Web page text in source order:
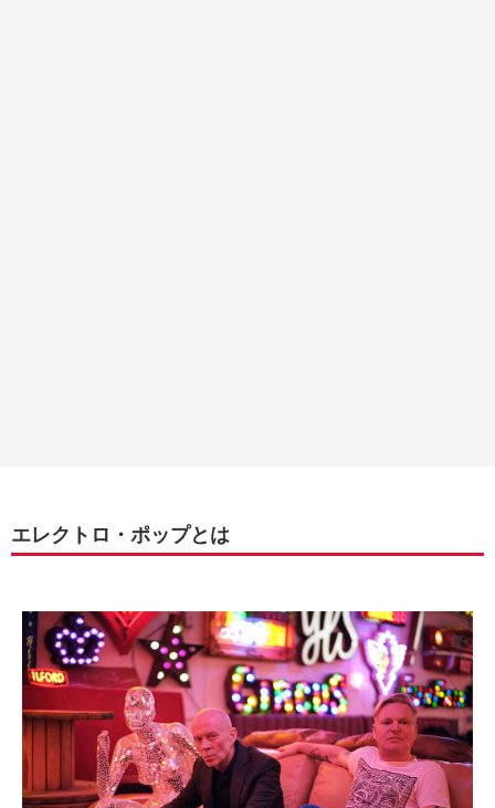
エレクトロ・ポップとは